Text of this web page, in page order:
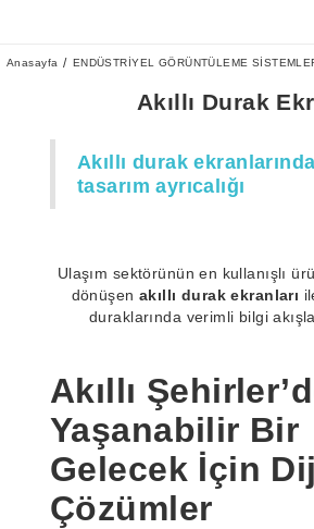
Anasayfa ENDÜSTRİYEL GÖRÜNTÜLEME
Akıllı Durak
Akıllı durak
tasarım ayrıcalığı
Ulaşım sektörünün en kullanışlı
dönüşen akıllı durak ekranları
duraklarında verimli bilgi
Akıllı
Yaşanabilir Bir
Gelecek İçin
Çözümler